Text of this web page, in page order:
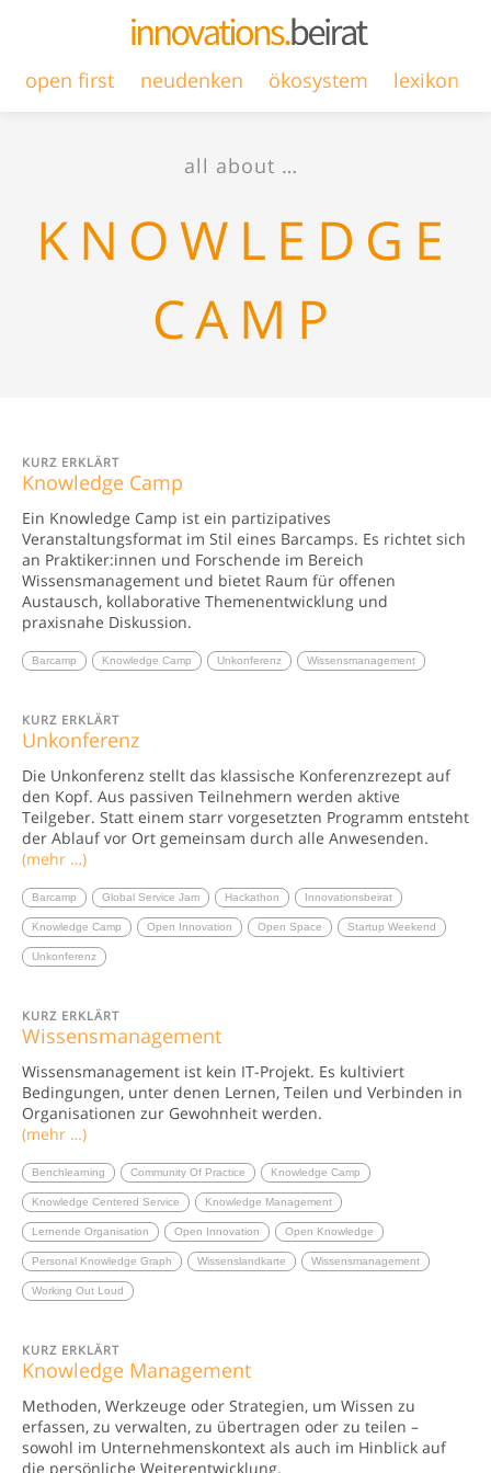
open first neudenken ökosystem lexikon
all about …
KNOWLEDGE
CAMP
KURZ ERKLÄRT
Knowledge Camp
Ein Knowledge Camp ist ein partizipatives
Veranstaltungsformat im Stil eines Barcamps. Es richtet sich
an Praktiker:innen und Forschende im Bereich
Wissensmanagement und bietet Raum für offenen
Austausch, kollaborative Themenentwicklung und
praxisnahe Diskussion.
Barcamp Knowledge Camp Unkonferenz Wissensmanagement
KURZ ERKLÄRT
Unkonferenz
Die Unkonferenz stellt das klassische Konferenzrezept auf
den Kopf. Aus passiven Teilnehmern werden aktive
Teilgeber. Statt einem starr vorgesetzten Programm entsteht
der Ablauf vor Ort gemeinsam durch alle Anwesenden.
(mehr …)
Barcamp Global Service Jam Hackathon Innovationsbeirat
Knowledge Camp Open Innovation Open Space Startup Weekend
Unkonferenz
KURZ ERKLÄRT
Wissensmanagement
Wissensmanagement ist kein IT-Projekt. Es kultiviert
Bedingungen, unter denen Lernen, Teilen und Verbinden in
Organisationen zur Gewohnheit werden.
(mehr …)
Benchlearning Community Of Practice Knowledge Camp
Knowledge Centered Service Knowledge Management
Lernende Organisation Open Innovation Open Knowledge
Personal Knowledge Graph Wissenslandkarte Wissensmanagement
Working Out Loud
KURZ ERKLÄRT
Knowledge Management
Methoden, Werkzeuge oder Strategien, um Wissen zu
erfassen, zu verwalten, zu übertragen oder zu teilen –
sowohl im Unternehmenskontext als auch im Hinblick auf
die persönliche Weiterentwicklung.